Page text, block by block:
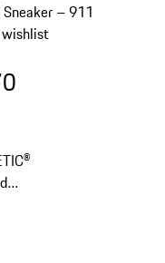
Sneaker – 911